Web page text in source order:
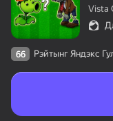
Vista
66 Рэйтынг Яндэкс